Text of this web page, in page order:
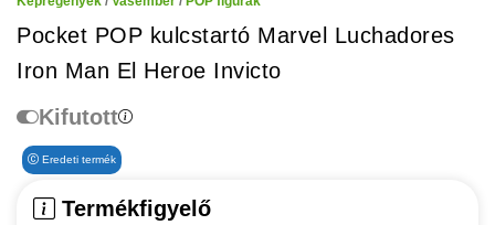
Pocket POP kulcstartó Marvel Luchadores
Iron Man El Heroe Invicto
Kifutott
Eredeti termék
Termékfigyelő